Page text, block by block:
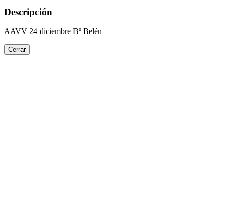
Descripción
AAVV 24 diciembre Bº Belén
Cerrar